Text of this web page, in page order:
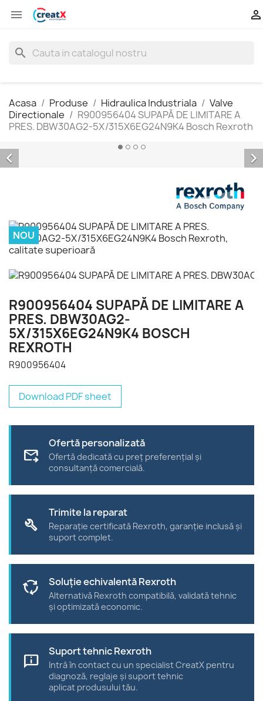
 
search
Acasa Produse Hidraulica Industriala
Valve
Directionale
R900956404 SUPAPĂ DE LIMITARE A
PRES. DBW30AG2-5X/315X6EG24N9K4 Bosch Rexroth
 
NOU
R900956404 SUPAPĂ DE LIMITARE A
PRES. DBW30AG2-
5X/315X6EG24N9K4 BOSCH
REXROTH
R900956404
Download PDF sheet
forward_to_inbox
Ofertă personalizată
Ofertă dedicată cu preț preferențial și
consultanță comercială.
build
Trimite la reparat
Reparație certificată Rexroth, garanție inclusă și
suport complet.
cycle Soluție echivalentă Rexroth
Alternativă Rexroth compatibilă, validată tehnic
și optimizată economic.
chat_info
Suport tehnic Rexroth
Intră în contact cu un specialist CreatX pentru
diagnoză, reglaje și suport tehnic
aplicat produsului tău.